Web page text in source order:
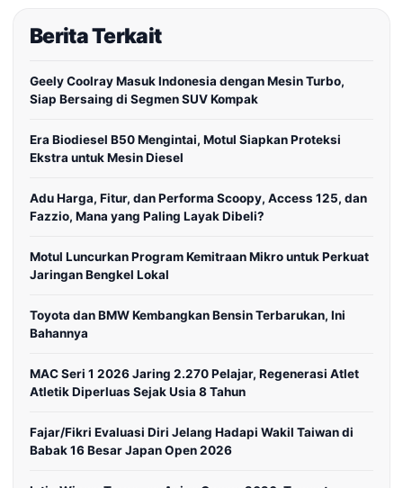
Berita Terkait
Geely Coolray Masuk Indonesia dengan Mesin Turbo,
Siap Bersaing di Segmen SUV Kompak
Era Biodiesel B50 Mengintai, Motul Siapkan Proteksi
Ekstra untuk Mesin Diesel
Adu Harga, Fitur, dan Performa Scoopy, Access 125, dan
Fazzio, Mana yang Paling Layak Dibeli?
Motul Luncurkan Program Kemitraan Mikro untuk Perkuat
Jaringan Bengkel Lokal
Toyota dan BMW Kembangkan Bensin Terbarukan, Ini
Bahannya
MAC Seri 1 2026 Jaring 2.270 Pelajar, Regenerasi Atlet
Atletik Diperluas Sejak Usia 8 Tahun
Fajar/Fikri Evaluasi Diri Jelang Hadapi Wakil Taiwan di
Babak 16 Besar Japan Open 2026